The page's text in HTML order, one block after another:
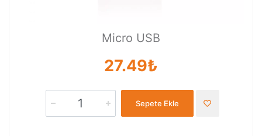
Micro USB
27.49₺
Sepete Ekle